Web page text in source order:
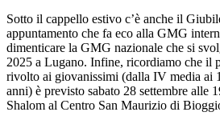
Sotto il cappello estivo c’è anche il
appuntamento che fa eco alla GMG
dimenticare la GMG nazionale che si
2025 a Lugano. Infine, ricordiamo che il
rivolto ai giovanissimi (dalla IV media ai
anni) è previsto sabato 28 settembre alle
Shalom al Centro San Maurizio di